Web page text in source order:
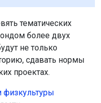
тематических
более двух
не только
сдавать нормы
проектах.
физкультуры